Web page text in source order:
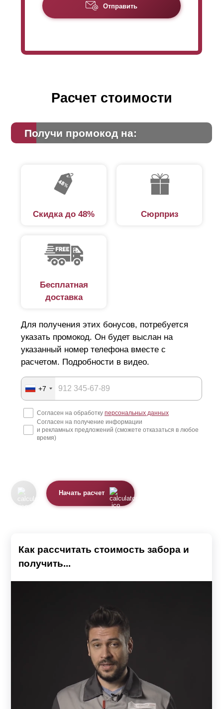
Отправить
Расчет стоимости
Получи промокод на:
Скидка до 48% Сюрприз
Бесплатная
доставка
Для получения этих бонусов, потребуется
указать промокод. Он будет выслан на
указанный номер телефона вместе с
расчетом. Подробности в видео.
+7
Согласен на обработку персональных данных
Согласен на получение информации
и рекламных предложений (сможете отказаться в любое
время)
Начать расчет
Как рассчитать стоимость забора и
получить...